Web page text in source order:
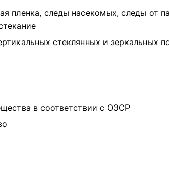
пленка, следы насекомых, следы от
стеклянных и зеркальных
в соответствии с ОЭСР